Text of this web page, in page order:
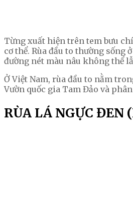
Từng xuất hiện trên tem bưu
cơ thể. Rùa đầu to thường sống
đường nét màu nâu không thể
Ở Việt Nam, rùa đầu to nằm
Vườn quốc gia Tam Đảo và
RÙA LÁ NGỰC ĐEN